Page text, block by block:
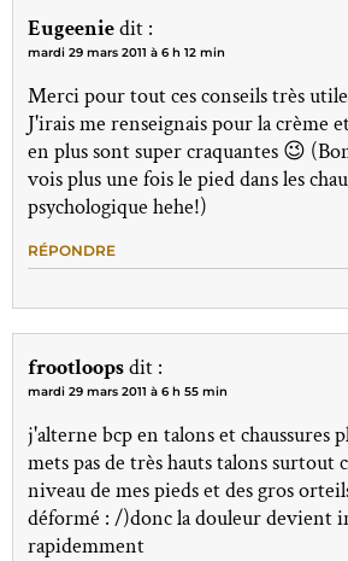
Eugeeniedit :
mardi 29 mars 2011 à 6 h 12 min
Merci pour tout ces conseils très
J'irais me renseignais pour la crème
en plus sont super craquantes 😉
vois plus une fois le pied dans les
psychologique hehe!)
RÉPONDRE
frootloopsdit :
mardi 29 mars 2011 à 6 h 55 min
j'alterne bcp en talons et chaussures
mets pas de très hauts talons surtout
niveau de mes pieds et des gros
déformé : /)donc la douleur devient
rapidemment